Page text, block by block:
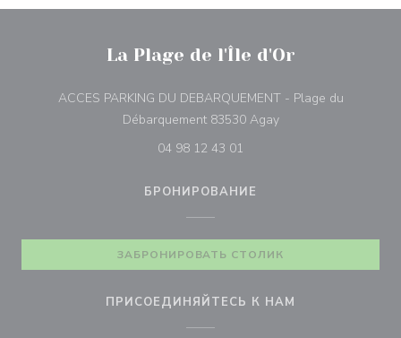
La Plage de l'Île d'Or
ACCES PARKING DU DEBARQUEMENT - Plage du
Débarquement 83530 Agay((открывается в
04 98 12 43 01
БРОНИРОВАНИЕ
ЗАБРОНИРОВАТЬ СТОЛИК
ПРИСОЕДИНЯЙТЕСЬ К НАМ